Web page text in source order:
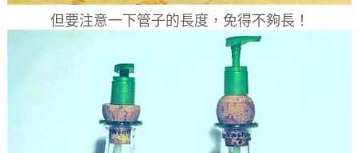
但要注意一下管子的長度，免得不夠長！